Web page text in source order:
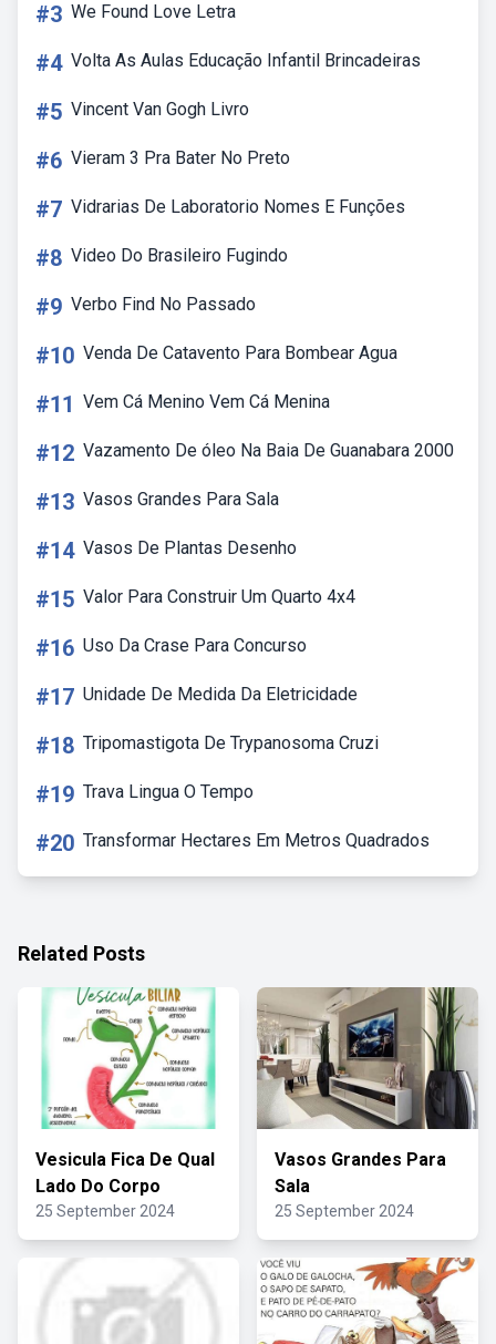
#3 We Found Love Letra
#4 Volta As Aulas Educação Infantil Brincadeiras
#5 Vincent Van Gogh Livro
#6 Vieram 3 Pra Bater No Preto
#7 Vidrarias De Laboratorio Nomes E Funções
#8 Video Do Brasileiro Fugindo
#9 Verbo Find No Passado
#10 Venda De Catavento Para Bombear Agua
#11 Vem Cá Menino Vem Cá Menina
#12 Vazamento De óleo Na Baia De Guanabara 2000
#13 Vasos Grandes Para Sala
#14 Vasos De Plantas Desenho
#15 Valor Para Construir Um Quarto 4x4
#16 Uso Da Crase Para Concurso
#17 Unidade De Medida Da Eletricidade
#18 Tripomastigota De Trypanosoma Cruzi
#19 Trava Lingua O Tempo
#20 Transformar Hectares Em Metros Quadrados
Related Posts
Vesicula Fica De Qual
Lado Do Corpo
25 September 2024
Vasos Grandes Para
Sala
25 September 2024